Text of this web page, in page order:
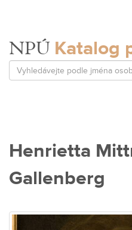
NPÚ Katalog
Henrietta
Gallenberg